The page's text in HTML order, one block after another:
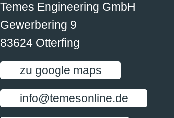
Temes Engineering GmbH
Gewerbering 9
83624 Otterfing
zu google maps
info@temesonline.de